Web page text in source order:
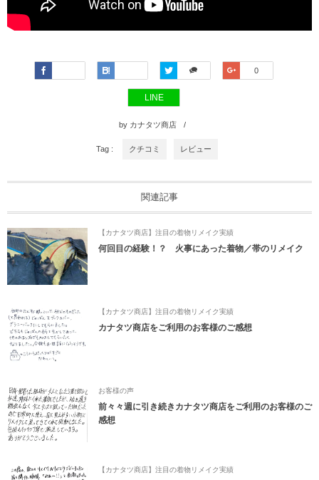
Twitter Google+
0
LINE
by カナタツ商店
Tag : クチコミ レビュー
関連記事
【カナタツ商店】注目の着物リメイク実績
何回目の経験！？ 火事にあった着物／帯のリメイク
【カナタツ商店】注目の着物リメイク実績
カナタツ商店をご利用のお客様のご感想
お客様の声
前々々週に引き続きカナタツ商店をご利用のお客様のご
感想
【カナタツ商店】注目の着物リメイク実績